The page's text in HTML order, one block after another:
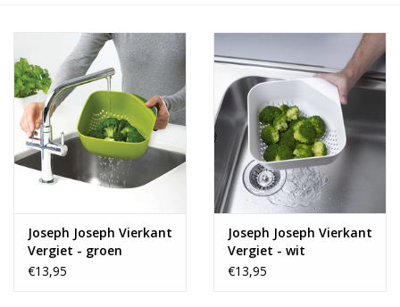
NIEUW!
Sale!
Kleuren
Joseph Joseph Vierkant
Vergiet - groen
€13,95
Joseph Joseph Vierkant
Vergiet - wit
€13,95